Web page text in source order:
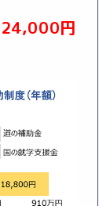
24,000円